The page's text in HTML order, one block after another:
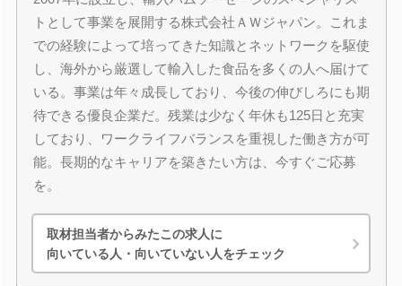
トとして事業を展開する株式会社ＡＷジャパン。これま
での経験によって培ってきた知識とネットワークを駆使
し、海外から厳選して輸入した食品を多くの人へ届けて
いる。事業は年々成長しており、今後の伸びしろにも期
待できる優良企業だ。残業は少なく年休も125日と充実
しており、ワークライフバランスを重視した働き方が可
能。長期的なキャリアを築きたい方は、今すぐご応募
を。
取材担当者からみたこの求人に
向いている人・向いていない人をチェック